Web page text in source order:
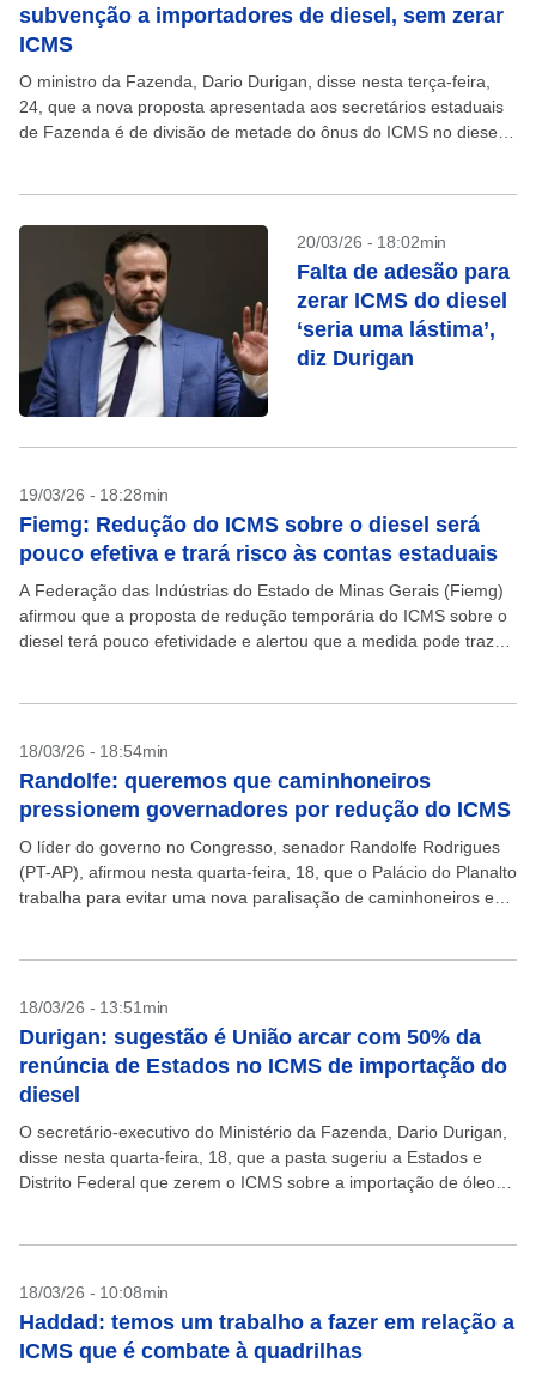
subvenção a importadores de diesel, sem zerar
ICMS
O ministro da Fazenda, Dario Durigan, disse nesta terça-feira,
24, que a nova proposta apresentada aos secretários estaduais
de Fazenda é de divisão de metade do ônus do ICMS no diesel
20/03/26 - 18:02min
Falta de adesão para
zerar ICMS do diesel
‘seria uma lástima’,
diz Durigan
19/03/26 - 18:28min
Fiemg: Redução do ICMS sobre o diesel será
pouco efetiva e trará risco às contas estaduais
A Federação das Indústrias do Estado de Minas Gerais (Fiemg)
afirmou que a proposta de redução temporária do ICMS sobre o
diesel terá pouco efetividade e alertou que a medida pode trazer
18/03/26 - 18:54min
Randolfe: queremos que caminhoneiros
pressionem governadores por redução do ICMS
O líder do governo no Congresso, senador Randolfe Rodrigues
(PT-AP), afirmou nesta quarta-feira, 18, que o Palácio do Planalto
trabalha para evitar uma nova paralisação de caminhoneiros e
18/03/26 - 13:51min
Durigan: sugestão é União arcar com 50% da
renúncia de Estados no ICMS de importação do
diesel
O secretário-executivo do Ministério da Fazenda, Dario Durigan,
disse nesta quarta-feira, 18, que a pasta sugeriu a Estados e
Distrito Federal que zerem o ICMS sobre a importação de óleo
18/03/26 - 10:08min
Haddad: temos um trabalho a fazer em relação a
ICMS que é combate à quadrilhas